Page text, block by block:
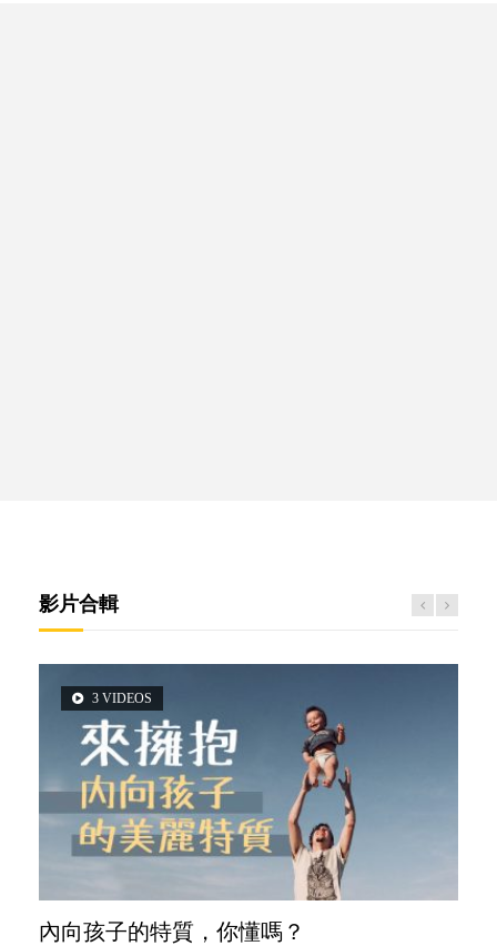
影片合輯
3 VIDEOS
內向孩子的特質，你懂嗎？
2 VIDEOS
想孩子學好外語，點做好？
6 VIDEOS
愛孩子也別忘了愛自己，父母如何關顧自
5 VIDEOS
夫妻必看！經營婚姻，沒捷徑
6 VIDEOS
孩子能力天注定？